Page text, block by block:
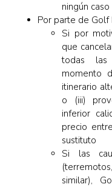
ningún caso
Por parte de Golf
Si por
que
todas las
momento
itinerario
o (iii)
inferior
precio
sustituto
Si las
similar),